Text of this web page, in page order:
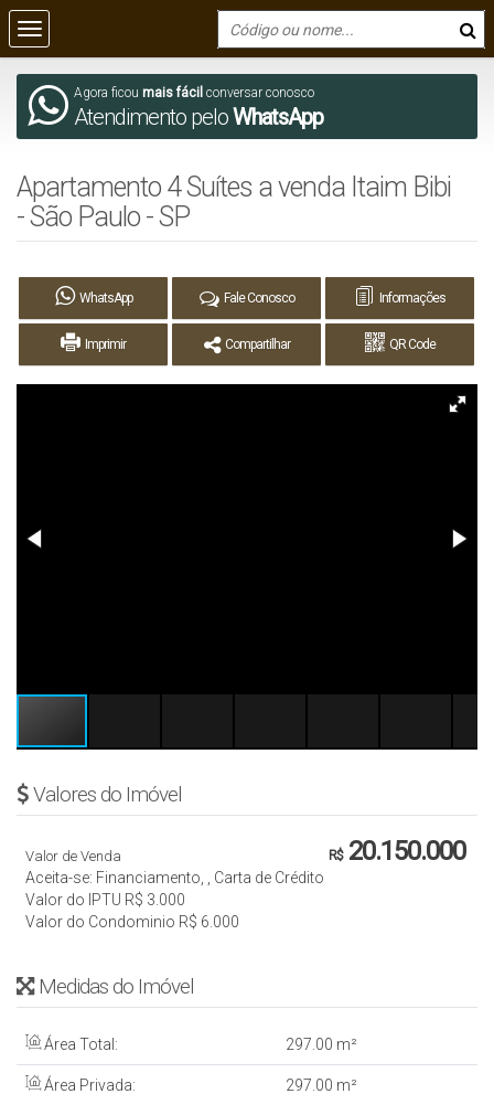
Agora ficou mais fácil conversar conosco
Atendimento peloWhatsApp
Apartamento 4 Suítes a venda Itaim Bibi
- São Paulo - SP
WhatsApp Fale Conosco Informações
Imprimir Compartilhar QR Code
Valores do Imóvel
R$20.150.000
Valor de Venda
Aceita-se: Financiamento, , Carta de Crédito
Valor do IPTU R$ 3.000
Valor do Condominio R$ 6.000
Medidas do Imóvel
Área Total: 297.00 m²
Área Privada: 297.00 m²